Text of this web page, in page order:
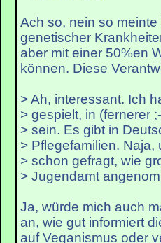
Ach so, nein so
genetischer
aber mit einer 50%en
können. Diese
> Ah, interessant. Ich
> gespielt, in (fernerer
> sein. Es gibt in
> Pflegefamilien.
> schon gefragt, wie
> Jugendamt
Ja, würde mich auch
an, wie gut informiert
auf Veganismus oder